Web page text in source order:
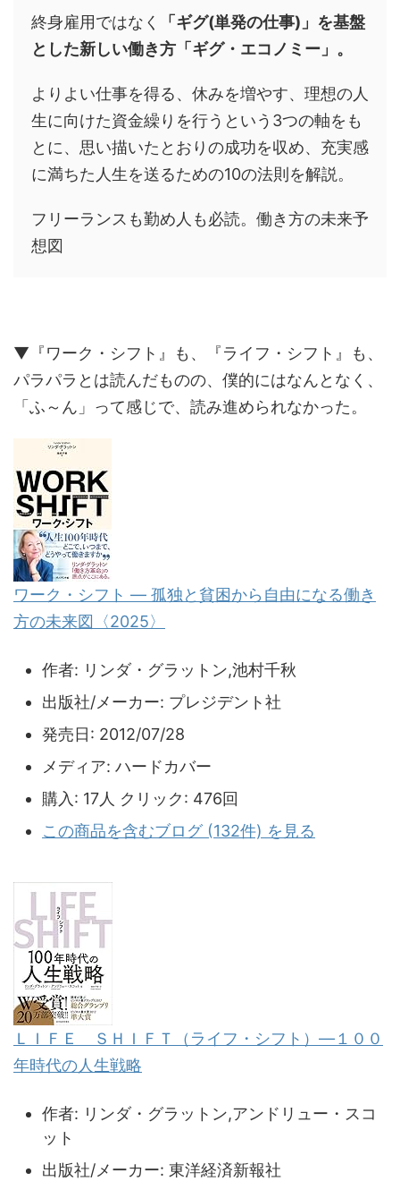
終身雇用ではなく
「ギグ(単発の仕事)」を基盤
とした新しい働き方「ギグ・エコノミー」。
よりよい仕事を得る、休みを増やす、理想の人
生に向けた資金繰りを行うという3つの軸をも
とに、思い描いたとおりの成功を収め、充実感
に満ちた人生を送るための10の法則を解説。
フリーランスも勤め人も必読。働き方の未来予
想図
▼『ワーク・シフト』も、『ライフ・シフト』も、
パラパラとは読んだものの、僕的にはなんとなく、
「ふ～ん」って感じで、読み進められなかった。
ワーク・シフト ― 孤独と貧困から自由になる働き
方の未来図〈2025〉
作者: リンダ・グラットン,池村千秋
出版社/メーカー: プレジデント社
発売日: 2012/07/28
メディア: ハードカバー
購入 : 17人 クリック: 476回
この商品を含むブログ (132件) を見る
ＬＩＦＥ ＳＨＩＦＴ（ライフ・シフト）―１００
年時代の人生戦略
作者: リンダ・グラットン,アンドリュー・スコ
ット
出版社/メーカー: 東洋経済新報社